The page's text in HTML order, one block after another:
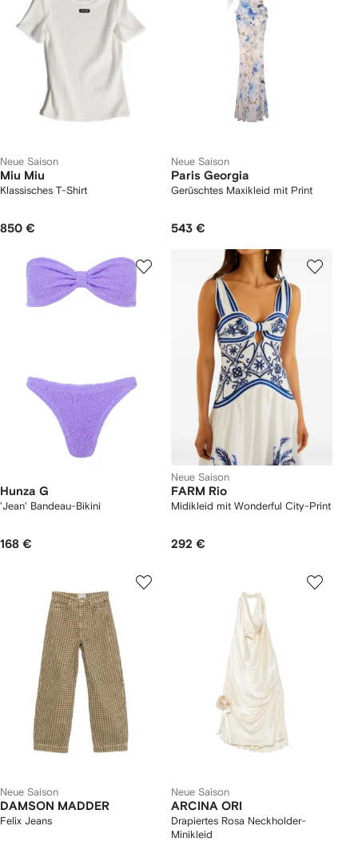
Neue Saison
Miu Miu
Klassisches T-Shirt
850 €
Neue Saison
Paris Georgia
Gerüschtes Maxikleid mit Print
543 €
Hunza G
'Jean' Bandeau-Bikini
168 €
Neue Saison
FARM Rio
Midikleid mit Wonderful City-Print
292 €
Neue Saison
DAMSON MADDER
Felix Jeans
Neue Saison
ARCINA ORI
Drapiertes Rosa Neckholder-
Minikleid